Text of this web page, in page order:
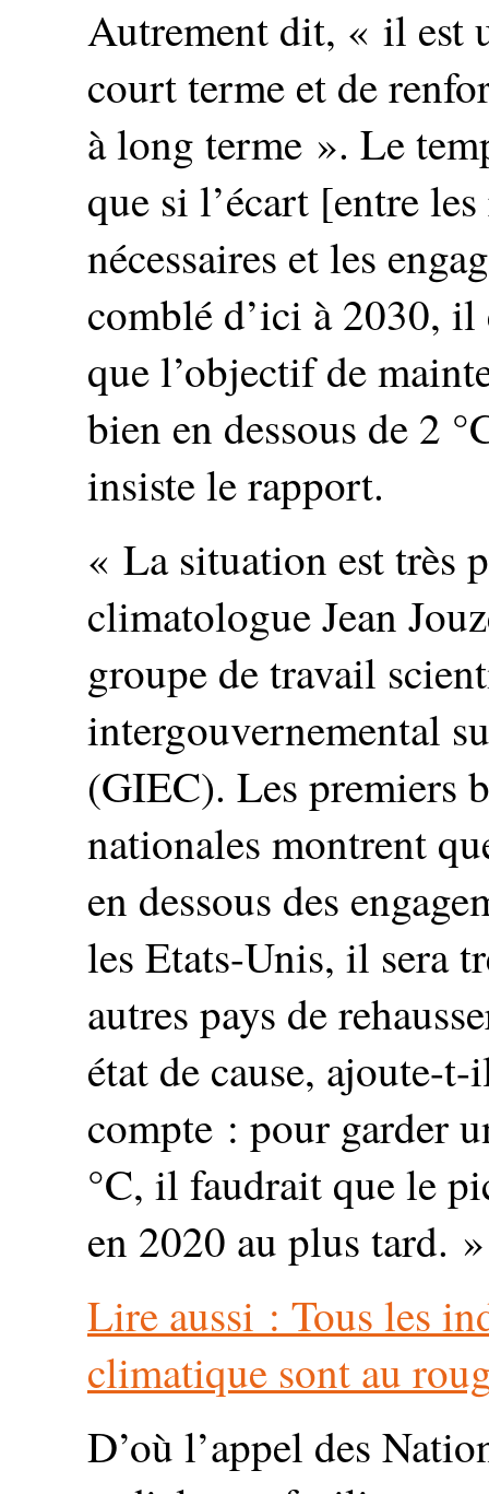
Autrement dit, « il est
court terme et de
à long terme ». Le
que si l’écart [entre
nécessaires et les
comblé d’ici à 2030,
que l’objectif de
bien en dessous de 2
insiste le rapport.
« La situation est très
climatologue Jean
groupe de travail
intergouvernemental
(GIEC). Les premiers
nationales montrent
en dessous des
les Etats-Unis, il sera
autres pays de
état de cause, ajoute-
compte : pour garder
°C, il faudrait que le
en 2020 au plus tard. »
Lire aussi : Tous les
climatique sont au
D’où l’appel des